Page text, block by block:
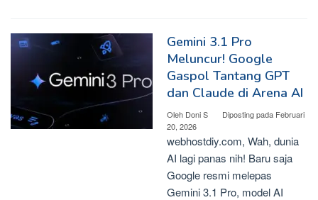
Gemini 3.1 Pro
Meluncur! Google
Gaspol Tantang GPT
dan Claude di Arena AI
Oleh Doni S Diposting pada Februari
20, 2026
webhostdiy.com, Wah, dunia
AI lagi panas nih! Baru saja
Google resmi melepas
Gemini 3.1 Pro, model AI